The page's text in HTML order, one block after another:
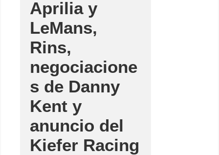
Aprilia y
LeMans,
Rins,
negociacione
s de Danny
Kent y
anuncio del
Kiefer Racing